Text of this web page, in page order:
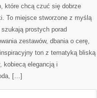
które chcą czuć się dobrze
To miejsce stworzone z myślą
prostych porad
zestawów, dbania o cerę,
ton z tematyką bliską
kobiecą elegancją i
[…]